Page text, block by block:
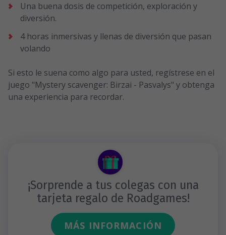
Una buena dosis de competición, exploración y
diversión.
4 horas inmersivas y llenas de diversión que pasan
volando
Si esto le suena como algo para usted, regístrese en el
juego "Mystery scavenger: Birzai - Pasvalys" y obtenga
una experiencia para recordar.
¡Sorprende a tus colegas con una
tarjeta regalo de Roadgames!
MÁS INFORMACIÓN